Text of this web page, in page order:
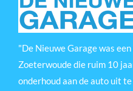
"De Nieuwe Garage was
Zoeterwoude die ruim 10
onderhoud aan de auto uit